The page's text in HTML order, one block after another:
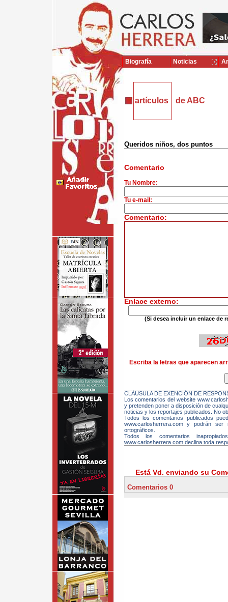
artículos de ABC
Queridos niños, dos puntos
Comentario
Tu Nombre:
Tu e-mail:
Comentario:
Enlace externo:
(Si desea incluir un enlace de
Escriba la letras que aparecen
CLÁUSULA DE EXENCIÓN DE
Los comentarios del website
y pretenden poner a disposición de
noticias y los reportajes publicados. No
Todos los comentarios publicados
www.carlosherrera.com y podrán
ortográficos.
Todos los comentarios
www.carlosherrera.com declina toda
Está Vd. enviando su
Comentarios 0
Biografía Noticias